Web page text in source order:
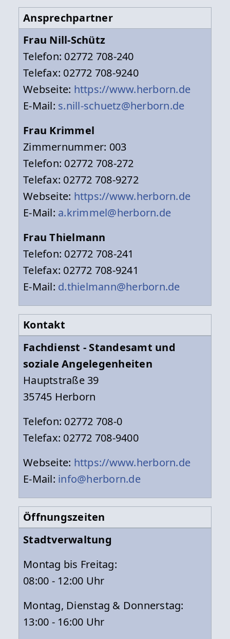
Ansprechpartner
Frau Nill-Schütz
Telefon: 02772 708-240
Telefax: 02772 708-9240
Webseite: https://www.herborn.de
E-Mail: s.nill-schuetz@herborn.de
Frau Krimmel
Zimmernummer: 003
Telefon: 02772 708-272
Telefax: 02772 708-9272
Webseite: https://www.herborn.de
E-Mail: a.krimmel@herborn.de
Frau Thielmann
Telefon: 02772 708-241
Telefax: 02772 708-9241
E-Mail: d.thielmann@herborn.de
Kontakt
Fachdienst - Standesamt und
soziale Angelegenheiten
Hauptstraße 39
35745 Herborn
Telefon: 02772 708-0
Telefax: 02772 708-9400
Webseite: https://www.herborn.de
E-Mail: info@herborn.de
Öffnungszeiten
Stadtverwaltung
Montag bis Freitag:
08:00 - 12:00 Uhr
Montag, Dienstag & Donnerstag:
13:00 - 16:00 Uhr